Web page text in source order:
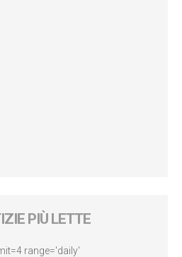
PIÙ LETTE
range='daily'